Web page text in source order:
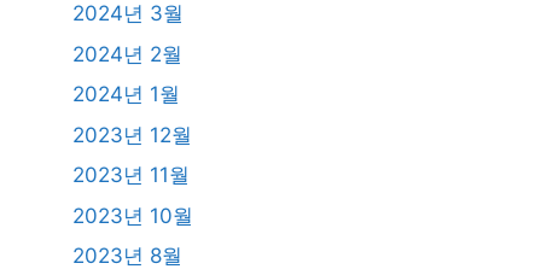
2024년 3월
2024년 2월
2024년 1월
2023년 12월
2023년 11월
2023년 10월
2023년 8월